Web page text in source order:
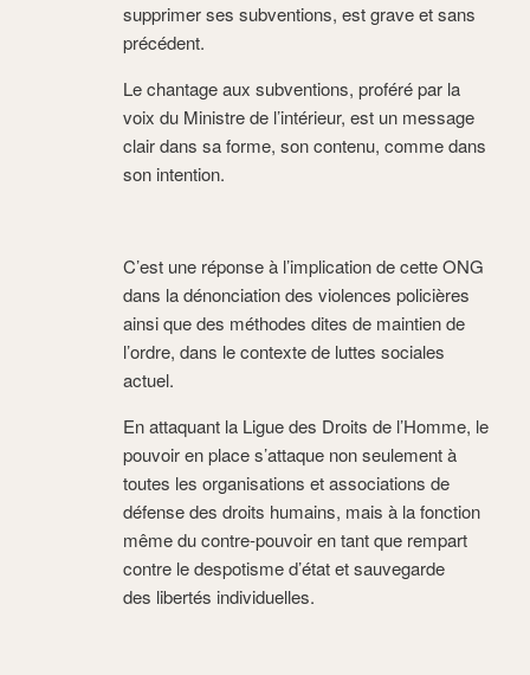
supprimer ses subventions, est grave et sans
précédent.
Le chantage aux subventions, proféré par la
voix du Ministre de l’intérieur, est un message
clair dans sa forme, son contenu, comme dans
son intention.
C’est une réponse à l’implication de cette ONG
dans la dénonciation des violences policières
ainsi que des méthodes dites de maintien de
l’ordre, dans le contexte de luttes sociales
actuel.
En attaquant la Ligue des Droits de l’Homme, le
pouvoir en place s’attaque non seulement à
toutes les organisations et associations de
défense des droits humains, mais à la fonction
même du contre-pouvoir en tant que rempart
contre le despotisme d’état et sauvegarde
des libertés individuelles.